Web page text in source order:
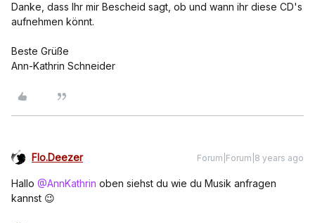
Danke, dass Ihr mir Bescheid sagt, ob und wann ihr diese CD's
aufnehmen könnt.
Beste Grüße
Ann-Kathrin Schneider
Flo.Deezer Forum|Forum|8 years ago
Hallo @AnnKathrin oben siehst du wie du Musik anfragen
kannst 😉